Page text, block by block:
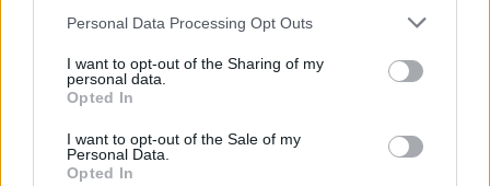
Personal Data Processing Opt Outs
I want to opt-out of the Sharing of my
personal data.
Opted In
I want to opt-out of the Sale of my
Personal Data.
Opted In
Sagittario
Luna splendente, arriva nel segno domani, vi
prepara emozioni bellissime, voi preparatevi